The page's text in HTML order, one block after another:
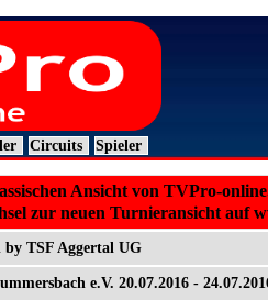
Circuits Spieler
Ansicht von TVPro-
zur neuen Turnieransicht auf
by TSF Aggertal UG
e.V. 20.07.2016 -